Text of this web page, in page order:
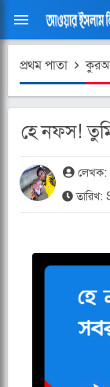
প্রথম পাতা
হে নফস!
লেখক: